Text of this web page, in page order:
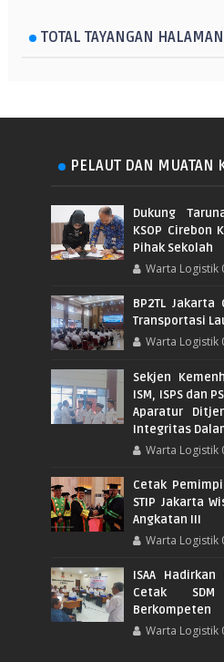
TOTAL TAYANGAN
PELAUT DAN MUATAN
Dukung
KSOP Cirebon
Pihak Sekolah
Warta Logistik
BP2TL
Transportasi
Warta Logistik
Sekjen
ISM, ISPS dan
Aparatur
Integritas
Warta Logistik
Cetak
STIP Jakarta
Angkatan III
Warta Logistik
ISAA
Cetak
Berkompeten
Warta Logistik